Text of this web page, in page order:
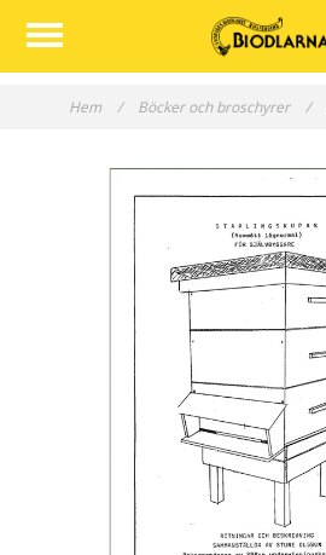
Hem / Böcker och broschyrer /